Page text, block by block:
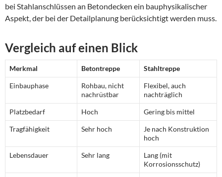
bei Stahlanschlüssen an Betondecken ein bauphysikalischer
Aspekt, der bei der Detailplanung berücksichtigt werden muss.
Vergleich auf einen Blick
Merkmal Betontreppe Stahltreppe
Einbauphase
Rohbau, nicht
nachrüstbar
Flexibel, auch
nachträglich
Platzbedarf Hoch Gering bis mittel
Tragfähigkeit Sehr hoch
Je nach Konstruktion
hoch
Lebensdauer Sehr lang
Lang (mit
Korrosionsschutz)